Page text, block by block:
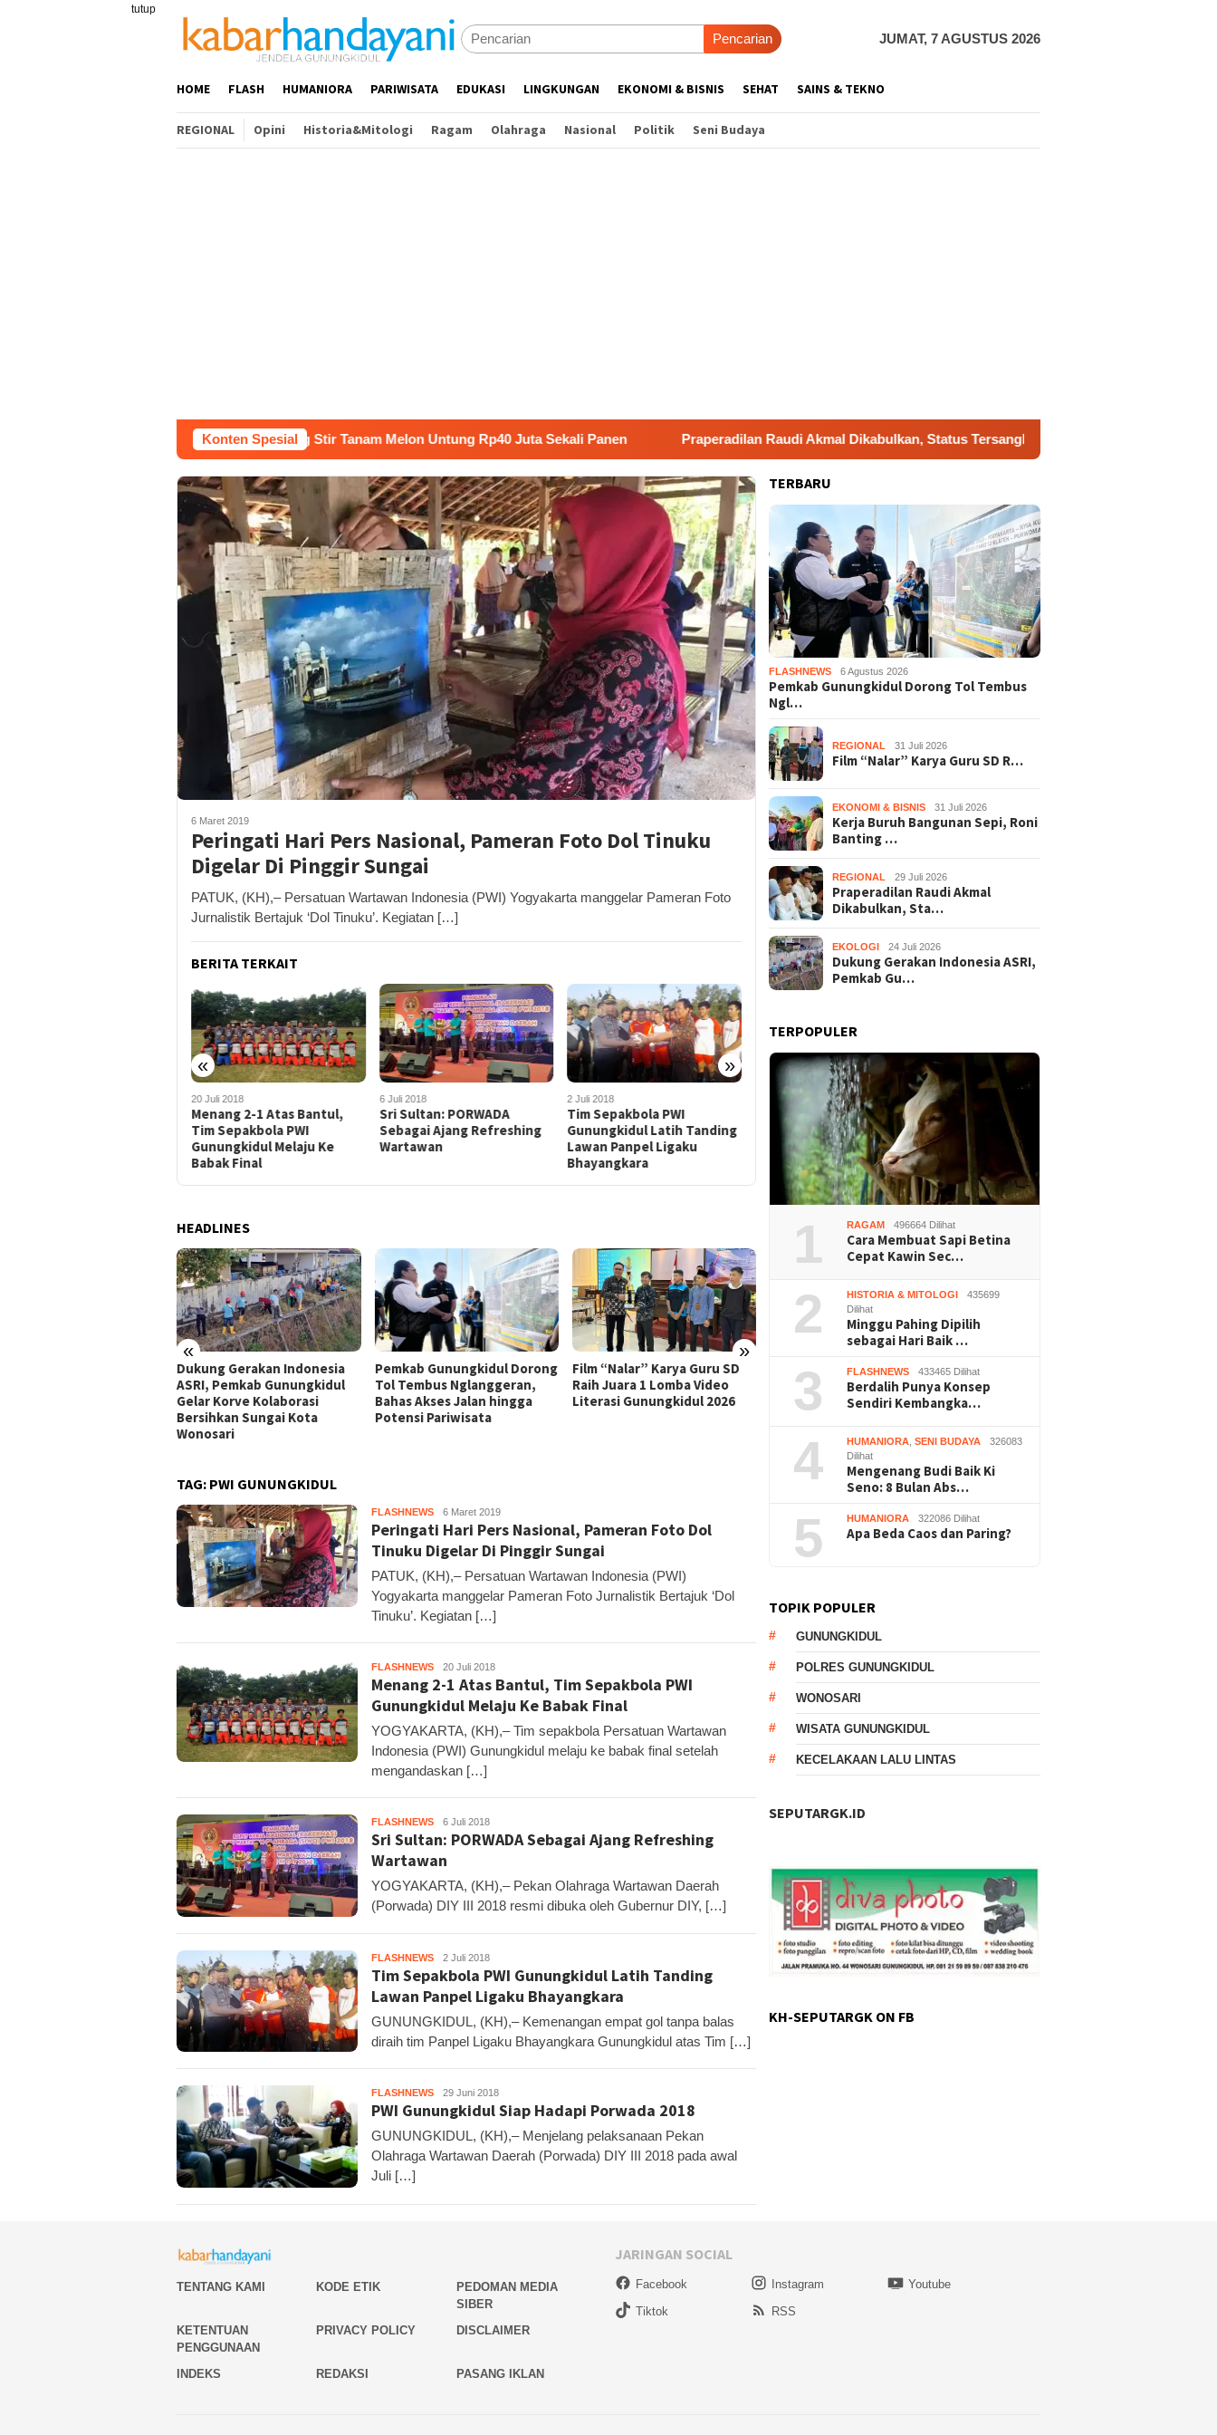
tutup
Pencarian JUMAT, 7 AGUSTUS 2026
HOME FLASH HUMANIORA PARIWISATA EDUKASI LINGKUNGAN EKONOMI & BISNIS SEHAT SAINS & TEKNO
REGIONAL Opini Historia&Mitologi Ragam Olahraga Nasional Politik Seni Budaya
Konten Spesial
Bangunan Sepi, Roni Banting Stir Tanam Melon Untung Rp40 Juta Sekali Panen Praperadilan Raudi Akmal Dikabulkan, Status Tersangka Gugur
6 Maret 2019
Peringati Hari Pers Nasional, Pameran Foto Dol Tinuku
Digelar Di Pinggir Sungai
PATUK, (KH),– Persatuan Wartawan Indonesia (PWI) Yogyakarta manggelar Pameran Foto
Jurnalistik Bertajuk ‘Dol Tinuku’. Kegiatan […]
BERITA TERKAIT
« »
20 Juli 2018
Menang 2-1 Atas Bantul,
Tim Sepakbola PWI
Gunungkidul Melaju Ke
Babak Final
6 Juli 2018
Sri Sultan: PORWADA
Sebagai Ajang Refreshing
Wartawan
2 Juli 2018
Tim Sepakbola PWI
Gunungkidul Latih Tanding
Lawan Panpel Ligaku
Bhayangkara
29 Juni 2018
PWI Gunungkidul Siap
Hadapi Porwada 2018
20 Juli 2018
Menang 2-1 Atas Bantul,
Tim Sepakbola PWI
Gunungkidul Melaju Ke
HEADLINES
« »
Dukung Gerakan Indonesia
ASRI, Pemkab Gunungkidul
Gelar Korve Kolaborasi
Bersihkan Sungai Kota
Wonosari
Pemkab Gunungkidul Dorong
Tol Tembus Nglanggeran,
Bahas Akses Jalan hingga
Potensi Pariwisata
Film “Nalar” Karya Guru SD
Raih Juara 1 Lomba Video
Literasi Gunungkidul 2026
Kerja Buruh Bangunan Sepi,
Roni Banting Stir Tanam
Melon Untung Rp40 Juta
Praperadilan Raudi Akmal
Dikabulkan, Status
Tersangka Gugur
TAG: PWI GUNUNGKIDUL
FLASHNEWS Kandar
6 Maret 2019
Peringati Hari Pers Nasional, Pameran Foto Dol
Tinuku Digelar Di Pinggir Sungai
PATUK, (KH),– Persatuan Wartawan Indonesia (PWI)
Yogyakarta manggelar Pameran Foto Jurnalistik Bertajuk ‘Dol
Tinuku’. Kegiatan […]
FLASHNEWS Kandar
20 Juli 2018
Menang 2-1 Atas Bantul, Tim Sepakbola PWI
Gunungkidul Melaju Ke Babak Final
YOGYAKARTA, (KH),– Tim sepakbola Persatuan Wartawan
Indonesia (PWI) Gunungkidul melaju ke babak final setelah
mengandaskan […]
FLASHNEWS Kandar
6 Juli 2018
Sri Sultan: PORWADA Sebagai Ajang Refreshing
Wartawan
YOGYAKARTA, (KH),– Pekan Olahraga Wartawan Daerah
(Porwada) DIY III 2018 resmi dibuka oleh Gubernur DIY, […]
FLASHNEWS Kandar
2 Juli 2018
Tim Sepakbola PWI Gunungkidul Latih Tanding
Lawan Panpel Ligaku Bhayangkara
GUNUNGKIDUL, (KH),– Kemenangan empat gol tanpa balas
diraih tim Panpel Ligaku Bhayangkara Gunungkidul atas Tim […]
FLASHNEWS Kandar
29 Juni 2018
PWI Gunungkidul Siap Hadapi Porwada 2018
GUNUNGKIDUL, (KH),– Menjelang pelaksanaan Pekan
Olahraga Wartawan Daerah (Porwada) DIY III 2018 pada awal
Juli […]
TERBARU
FLASHNEWS 6 Agustus 2026
Pemkab Gunungkidul Dorong Tol Tembus
Ngl…
REGIONAL 31 Juli 2026
Film “Nalar” Karya Guru SD R…
EKONOMI & BISNIS 31 Juli 2026
Kerja Buruh Bangunan Sepi, Roni
Banting …
REGIONAL 29 Juli 2026
Praperadilan Raudi Akmal
Dikabulkan, Sta…
EKOLOGI 24 Juli 2026
Dukung Gerakan Indonesia ASRI,
Pemkab Gu…
TERPOPULER
1 RAGAM 496664 Dilihat
Cara Membuat Sapi Betina
Cepat Kawin Sec…
2 HISTORIA & MITOLOGI
435699
Dilihat
Minggu Pahing Dipilih
sebagai Hari Baik …
3 FLASHNEWS 433465 Dilihat
Berdalih Punya Konsep
Sendiri Kembangka…
4 HUMANIORA ,SENI BUDAYA
326083
Dilihat
Mengenang Budi Baik Ki
Seno: 8 Bulan Abs…
5 HUMANIORA 322086 Dilihat
Apa Beda Caos dan Paring?
TOPIK POPULER
GUNUNGKIDUL
POLRES GUNUNGKIDUL
WONOSARI
WISATA GUNUNGKIDUL
KECELAKAAN LALU LINTAS
SEPUTARGK.ID
KH-SEPUTARGK ON FB
TENTANG KAMI KODE ETIK
PEDOMAN MEDIA
SIBER
KETENTUAN
PENGGUNAAN
PRIVACY POLICY DISCLAIMER
INDEKS REDAKSI PASANG IKLAN
JARINGAN SOCIAL
Facebook Instagram
Youtube
Tiktok
RSS